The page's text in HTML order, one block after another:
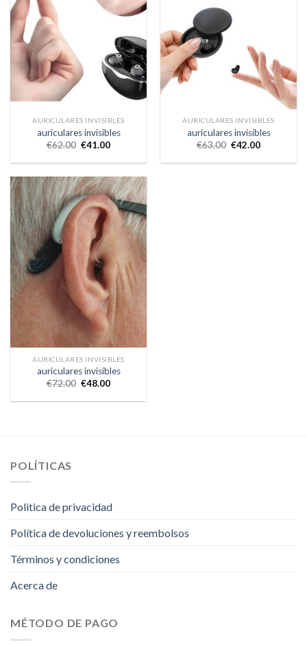
AURICULARES INVISIBLES
auriculares invisibles
€62.00 €41.00
AURICULARES INVISIBLES
auriculares invisibles
€63.00 €42.00
AURICULARES INVISIBLES
auriculares invisibles
€72.00 €48.00
POLÍTICAS
Politica de privacidad
Política de devoluciones y reembolsos
Términos y condiciones
Acerca de
MÉTODO DE PAGO